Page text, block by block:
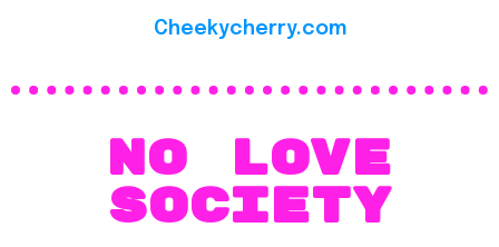
Cheekycherry.com
No love
society